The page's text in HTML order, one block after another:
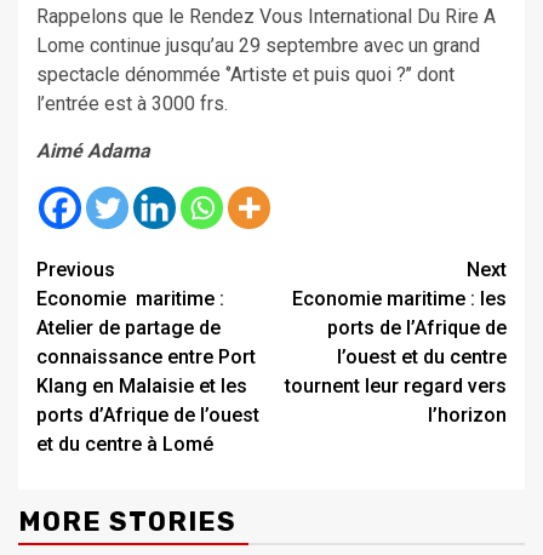
Rappelons que le Rendez Vous International Du Rire A
Lome continue jusqu’au 29 septembre avec un grand
spectacle dénommée ‘’Artiste et puis quoi ?’’ dont
l’entrée est à 3000 frs.
Aimé Adama
Continue
Reading
Previous
Economie maritime :
Atelier de partage de
connaissance entre Port
Klang en Malaisie et les
ports d’Afrique de l’ouest
et du centre à Lomé
Next
Economie maritime : les
ports de l’Afrique de
l’ouest et du centre
tournent leur regard vers
l’horizon
MORE STORIES